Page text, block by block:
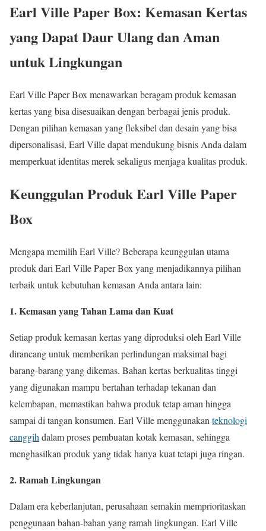
Earl Ville Paper Box: Kemasan Kertas
yang Dapat Daur Ulang dan Aman
untuk Lingkungan
Earl Ville Paper Box menawarkan beragam produk kemasan
kertas yang bisa disesuaikan dengan berbagai jenis produk.
Dengan pilihan kemasan yang fleksibel dan desain yang bisa
dipersonalisasi, Earl Ville dapat mendukung bisnis Anda dalam
memperkuat identitas merek sekaligus menjaga kualitas produk.
Keunggulan Produk Earl Ville Paper
Box
Mengapa memilih Earl Ville? Beberapa keunggulan utama
produk dari Earl Ville Paper Box yang menjadikannya pilihan
terbaik untuk kebutuhan kemasan Anda antara lain:
1. Kemasan yang Tahan Lama dan Kuat
Setiap produk kemasan kertas yang diproduksi oleh Earl Ville
dirancang untuk memberikan perlindungan maksimal bagi
barang-barang yang dikemas. Bahan kertas berkualitas tinggi
yang digunakan mampu bertahan terhadap tekanan dan
kelembapan, memastikan bahwa produk tetap aman hingga
sampai di tangan konsumen. Earl Ville menggunakan teknologi
canggih dalam proses pembuatan kotak kemasan, sehingga
menghasilkan produk yang tidak hanya kuat tetapi juga ringan.
2. Ramah Lingkungan
Dalam era keberlanjutan, perusahaan semakin memprioritaskan
penggunaan bahan-bahan yang ramah lingkungan. Earl Ville